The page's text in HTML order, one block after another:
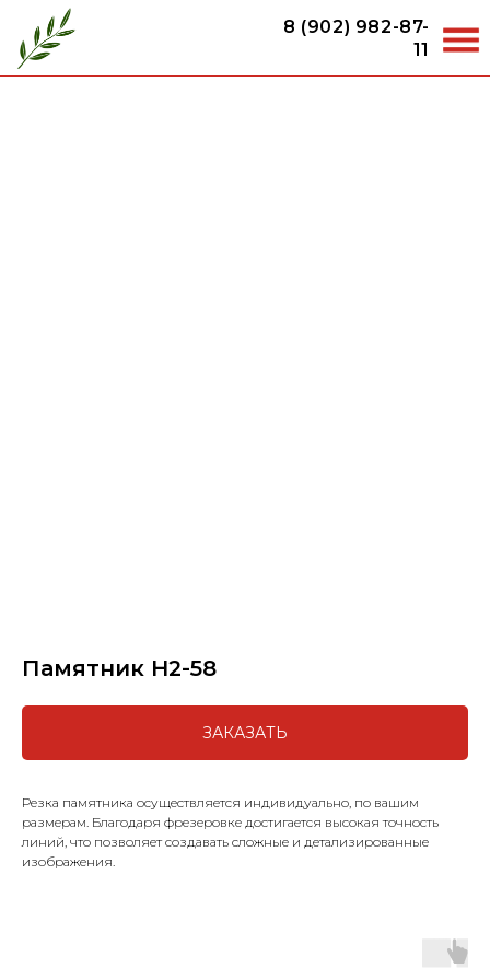
8 (902) 982-87-
11
Памятник H2-58
ЗАКАЗАТЬ
Резка памятника осуществляется индивидуально, по вашим
размерам. Благодаря фрезеровке достигается высокая точность
линий, что позволяет создавать сложные и детализированные
изображения.